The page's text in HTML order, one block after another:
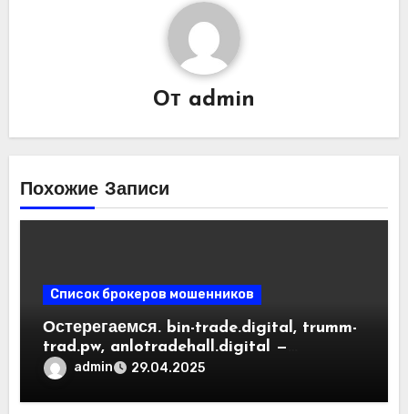
От admin
Похожие Записи
Список брокеров мошенников
Остерегаемся. bin-trade.digital, trumm-
trad.pw, anlotradehall.digital —
разоблачение фальшивых
криптобирж. Как вернуть деньги.
Отзывы пользователей
admin 29.04.2025